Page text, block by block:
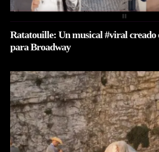
Ratatouille: Un musical #viral creado
para Broadway